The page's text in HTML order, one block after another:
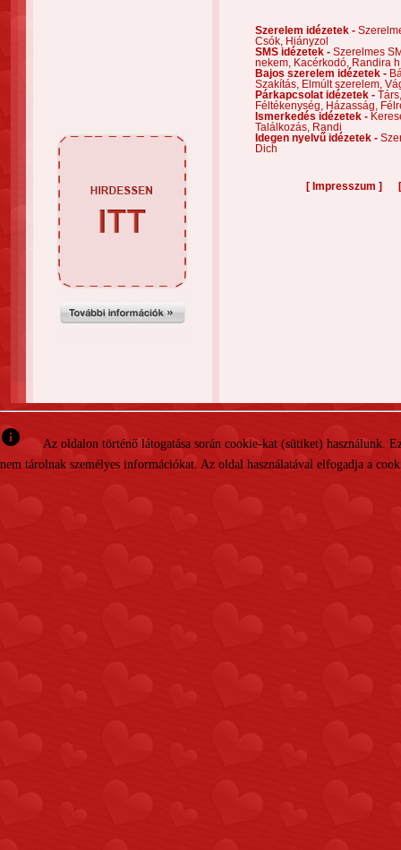
Szerelem idézetek -
Csók,
Hiányzol
SMS idézetek - Szerelmes
nekem,
Kacérkodó,
Randira
Bajos szerelem idézetek -
Szakítás,
Elmúlt szerelem,
Párkapcsolat idézetek -
Féltékenység,
Házasság,
Ismerkedés idézetek -
Találkozás,
Randi
Idegen nyelvű idézetek -
Dich
[ Impresszum ]
info
Az oldalon történő látogatása során cookie-kat (sütiket)
nem tárolnak személyes információkat. Az oldal használatával elfogadja a